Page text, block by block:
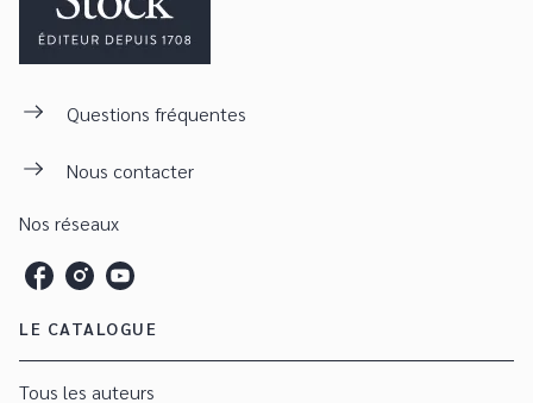
Questions fréquentes
Nous contacter
Nos réseaux
LE CATALOGUE
Tous les auteurs